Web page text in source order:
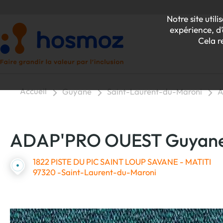
Notre site
expérience,
Cela
Accueil Guyane Saint-Laurent-du-Maroni
ADAP'PRO OUEST
1822 PISTE DU PIC SAINT LOUP SAVANE - MATITI
97320 -Saint-Laurent-du-Maroni